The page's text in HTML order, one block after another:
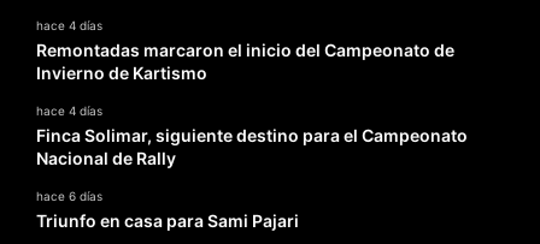
hace 4 días
Remontadas marcaron el inicio del Campeonato de
Invierno de Kartismo
hace 4 días
Finca Solimar, siguiente destino para el Campeonato
Nacional de Rally
hace 6 días
Triunfo en casa para Sami Pajari